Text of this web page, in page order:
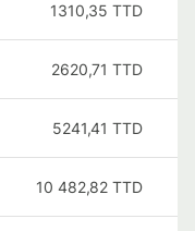
1310,35 TTD
2620,71 TTD
5241,41 TTD
10 482,82 TTD